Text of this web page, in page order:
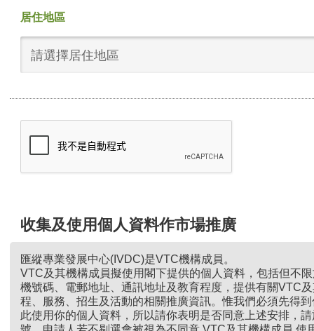
居住地區
請選擇居住地區
收集及使用個人資料作市場推廣
匯縱專業發展中心(IVDC)是VTC機構成員。
VTC及其機構成員擬使用閣下提供的個人資料，包括但不
機號碼、電郵地址、通訊地址及教育程度，提供有關VTC
程、服務、招生及活動的相關推廣資訊。惟我們必須先得
此使用你的個人資料，所以請你表明是否同意上述安排，